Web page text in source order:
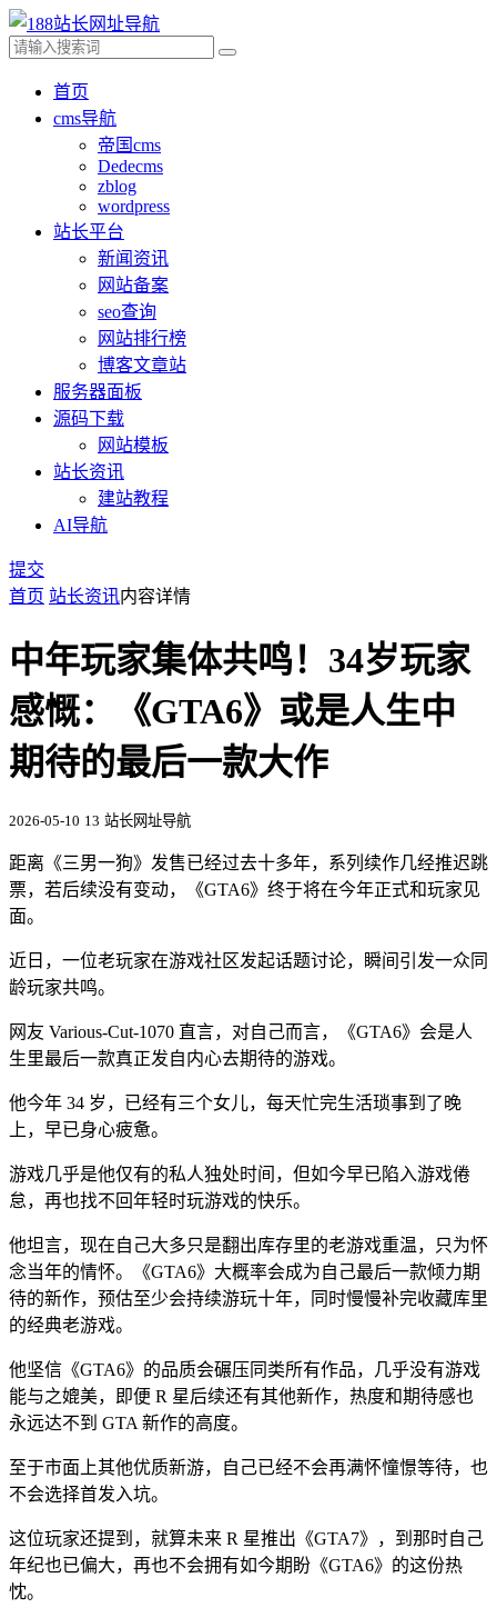
首页
cms导航
帝国cms
Dedecms
zblog
wordpress
站长平台
新闻资讯
网站备案
seo查询
网站排行榜
博客文章站
服务器面板
源码下载
网站模板
站长资讯
建站教程
AI导航
提交
首页 站长资讯内容详情
中年玩家集体共鸣！34岁玩家
感慨：《GTA6》或是人生中
期待的最后一款大作
2026-05-10 13 站长网址导航
距离《三男一狗》发售已经过去十多年，系列续作几经推迟跳
票，若后续没有变动，《GTA6》终于将在今年正式和玩家见
面。
近日，一位老玩家在游戏社区发起话题讨论，瞬间引发一众同
龄玩家共鸣。
网友 Various-Cut-1070 直言，对自己而言，《GTA6》会是人
生里最后一款真正发自内心去期待的游戏。
他今年 34 岁，已经有三个女儿，每天忙完生活琐事到了晚
上，早已身心疲惫。
游戏几乎是他仅有的私人独处时间，但如今早已陷入游戏倦
怠，再也找不回年轻时玩游戏的快乐。
他坦言，现在自己大多只是翻出库存里的老游戏重温，只为怀
念当年的情怀。《GTA6》大概率会成为自己最后一款倾力期
待的新作，预估至少会持续游玩十年，同时慢慢补完收藏库里
的经典老游戏。
他坚信《GTA6》的品质会碾压同类所有作品，几乎没有游戏
能与之媲美，即便 R 星后续还有其他新作，热度和期待感也
永远达不到 GTA 新作的高度。
至于市面上其他优质新游，自己已经不会再满怀憧憬等待，也
不会选择首发入坑。
这位玩家还提到，就算未来 R 星推出《GTA7》，到那时自己
年纪也已偏大，再也不会拥有如今期盼《GTA6》的这份热
忱。